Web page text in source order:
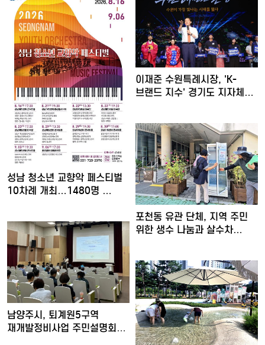
이재준 수원특례시장, 'K-
브랜드 지수' 경기도 지자체…
성남 청소년 교향악 페스티벌
10차례 개최…1480명 …
포천동 유관 단체, 지역 주민
위한 생수 나눔과 살수차…
남양주시, 퇴계원5구역
재개발정비사업 주민설명회